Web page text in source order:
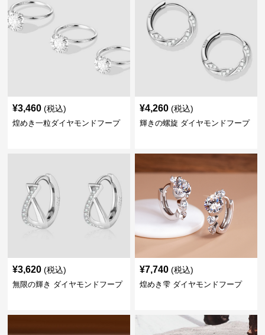
¥3,460 (税込)
煌めき一粒ダイヤモンドフープ
¥4,260 (税込)
輝きの螺旋 ダイヤモンドフープ
¥3,620 (税込)
無限の輝き ダイヤモンドフープ
¥7,740 (税込)
煌めき雫 ダイヤモンドフープ